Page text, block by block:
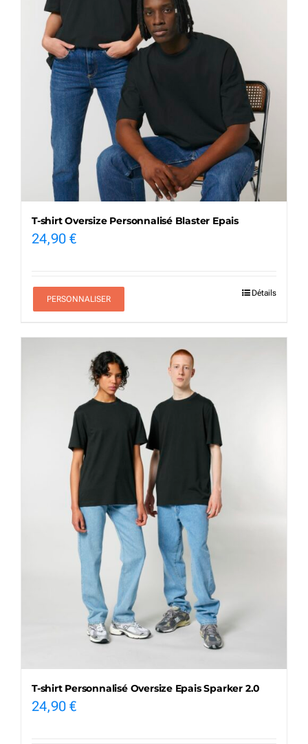
T-shirt Oversize Personnalisé Blaster Epais
24,90€
PERSONNALISER
Détails
T-shirt Personnalisé Oversize Epais Sparker 2.0
24,90€